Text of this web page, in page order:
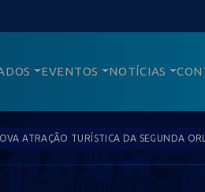
EVENTOS NOTÍCIAS
ATRAÇÃO TURÍSTICA DA SEGUNDA